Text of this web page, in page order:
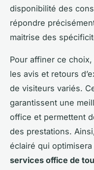
disponibilité des
répondre
maitrise des
Pour affiner ce
les avis et retours
de visiteurs variés.
garantissent une
office et permettent
des prestations.
éclairé qui
services office de